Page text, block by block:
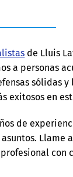
de Lluis
a personas
sólidas
exitosos en
de
Llame
con